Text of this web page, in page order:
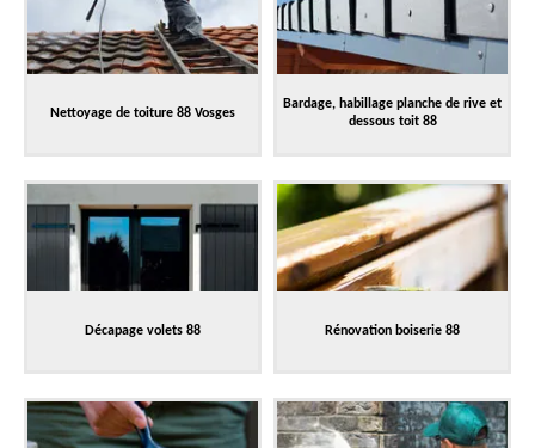
Nettoyage de toiture 88 Vosges
Bardage, habillage planche de rive et
dessous toit 88
Décapage volets 88 Rénovation boiserie 88